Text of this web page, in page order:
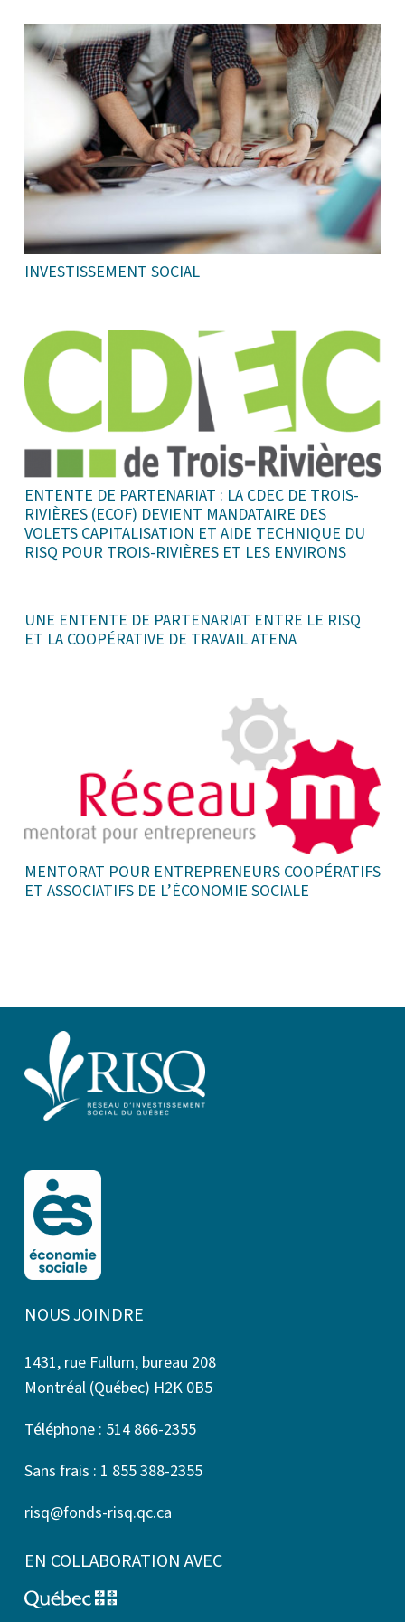
INVESTISSEMENT SOCIAL
ENTENTE DE PARTENARIAT : LA CDEC DE TROIS-
RIVIÈRES (ECOF) DEVIENT MANDATAIRE DES
VOLETS CAPITALISATION ET AIDE TECHNIQUE DU
RISQ POUR TROIS-RIVIÈRES ET LES ENVIRONS
UNE ENTENTE DE PARTENARIAT ENTRE LE RISQ
ET LA COOPÉRATIVE DE TRAVAIL ATENA
MENTORAT POUR ENTREPRENEURS COOPÉRATIFS
ET ASSOCIATIFS DE L’ÉCONOMIE SOCIALE
NOUS JOINDRE
1431, rue Fullum, bureau 208
Montréal (Québec) H2K 0B5
Téléphone : 514 866-2355
Sans frais : 1 855 388-2355
risq@fonds-risq.qc.ca
EN COLLABORATION AVEC